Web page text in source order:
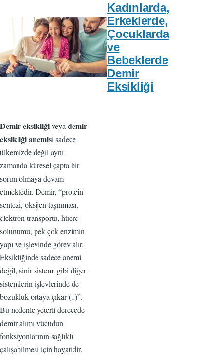
Kadınlarda,
Erkeklerde,
Çocuklarda
ve
Bebeklerde
Demir
Eksikliği
Demir eksikliğiveya demir
eksikliği anemisi sadece
ülkemizde değil aynı
zamanda küresel çapta bir
sorun olmaya devam
etmektedir. Demir, “protein
sentezi, oksijen taşınması,
elektron transportu, hücre
solunumu, pek çok enzimin
yapı ve işlevinde görev alır.
Eksikliğinde sadece anemi
değil, sinir sistemi gibi diğer
sistemlerin işlevlerinde de
bozukluk ortaya çıkar (1)”.
Bu nedenle yeterli derecede
demir alımı vücudun
fonksiyonlarının sağlıklı
çalışabilmesi için hayatidir.